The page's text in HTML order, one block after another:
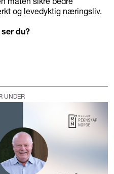
og levedyktig næringsliv.
du?
UNDER